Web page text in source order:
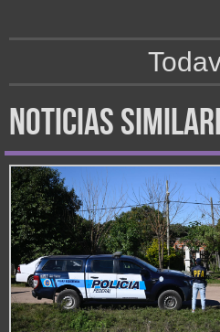
noticias